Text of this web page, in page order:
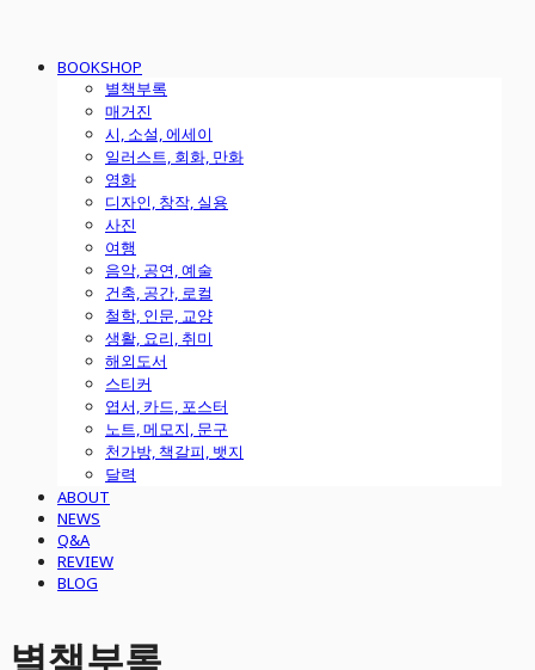
BOOKSHOP
별책부록
매거진
시, 소설, 에세이
일러스트, 회화, 만화
영화
디자인, 창작, 실용
사진
여행
음악, 공연, 예술
건축, 공간, 로컬
철학, 인문, 교양
생활, 요리, 취미
해외도서
스티커
엽서, 카드, 포스터
노트, 메모지, 문구
천가방, 책갈피, 뱃지
달력
ABOUT
NEWS
Q&A
REVIEW
BLOG